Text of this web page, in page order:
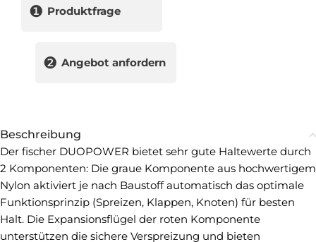
❶ Produktfrage
❷ Angebot anfordern
Beschreibung
Der fischer DUOPOWER bietet sehr gute Haltewerte durch
2 Komponenten: Die graue Komponente aus hochwertigem
Nylon aktiviert je nach Baustoff automatisch das optimale
Funktionsprinzip (Spreizen, Klappen, Knoten) für besten
Halt. Die Expansionsflügel der roten Komponente
unterstützen die sichere Verspreizung und bieten